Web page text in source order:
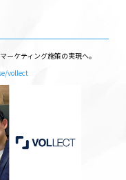
ーケティング施策の実現へ。
vollect